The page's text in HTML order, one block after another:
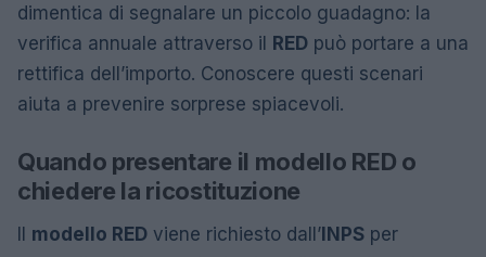
dimentica di segnalare un piccolo guadagno: la
verifica annuale attraverso il RED può portare a una
rettifica dell’importo. Conoscere questi scenari
aiuta a prevenire sorprese spiacevoli.
Quando presentare il modello RED o
chiedere la ricostituzione
Il modello RED viene richiesto dall’INPS per